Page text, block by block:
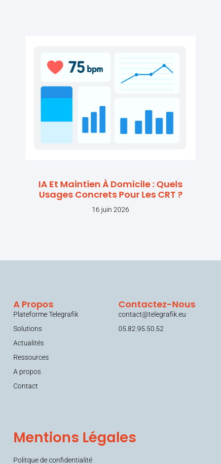
IA Et Maintien À Domicile : Quels
Usages Concrets Pour Les CRT ?
16 juin 2026
A Propos
Plateforme Telegrafik
Solutions
Actualités
Ressources
A propos
Contact
Contactez-Nous
contact@telegrafik.eu
05.82.95.50.52
Mentions Légales
Politque de confidentialité